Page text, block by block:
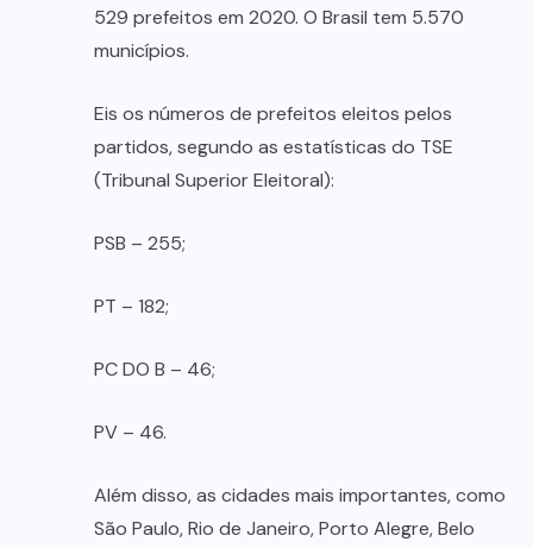
529 prefeitos em 2020. O Brasil tem 5.570
municípios.
Eis os números de prefeitos eleitos pelos
partidos, segundo as estatísticas do TSE
(Tribunal Superior Eleitoral):
PSB – 255;
PT – 182;
PC DO B – 46;
PV – 46.
Além disso, as cidades mais importantes, como
São Paulo, Rio de Janeiro, Porto Alegre, Belo